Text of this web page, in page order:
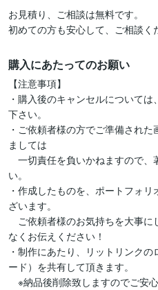
お見積り、ご相談は無料です。
初めての方も安心して、ご相談く
購入にあたってのお願い
【注意事項】
・購入後のキャンセルについて
下さい。
・ご依頼者様の方でご準備され
ましては
一切責任を負いかねますので、
い。
・作成したものを、ポートフォ
ざいます。
ご依頼者様のお気持ちを大事に
なくお伝えください！
・制作にあたり、リットリンク
ード）を共有して頂きます。
※納品後削除致しますのでご安心